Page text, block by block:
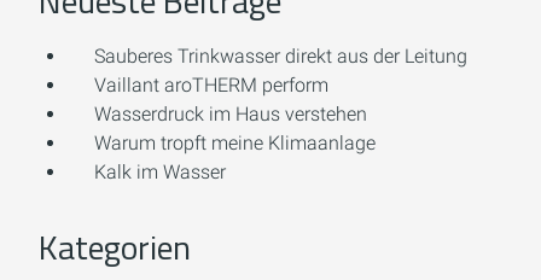
Sauberes Trinkwasser direkt aus der Leitung
Vaillant aroTHERM perform
Wasserdruck im Haus verstehen
Warum tropft meine Klimaanlage
Kalk im Wasser
Kategorien